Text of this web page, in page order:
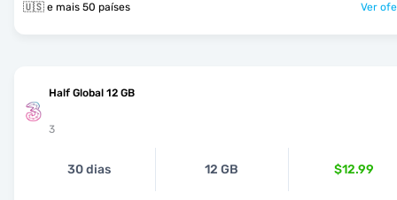
🇺🇸 e mais 50 países Ver
Half Global 12 GB
3
30 dias 12 GB $12.99